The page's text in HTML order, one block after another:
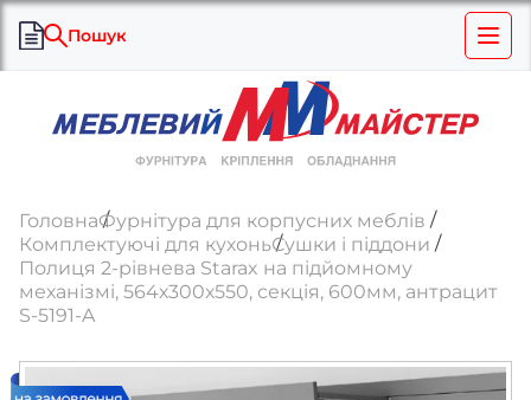
Пошук
ГоловнаФурнітура для корпусних меблів
Комплектуючі для кухоньСушки і піддони
Полиця 2-рівнева Starax на підйомному
механізмі, 564х300х550, секція, 600мм, антрацит
S-5191-A